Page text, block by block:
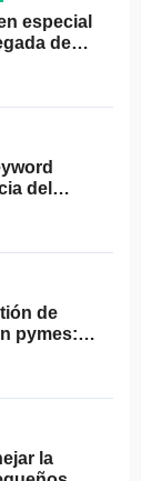
especial
de
del
de
pymes:
la